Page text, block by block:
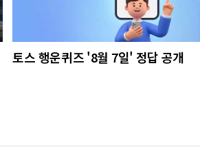
토스 행운퀴즈 '8월 7일' 정답 공개